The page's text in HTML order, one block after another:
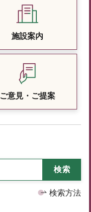
施設案内
ご意見・ご提案
検索方法